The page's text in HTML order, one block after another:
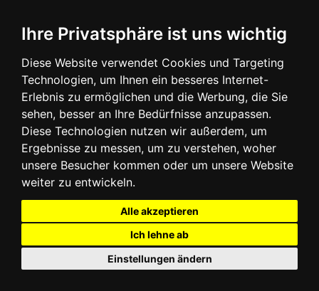
Ihre Privatsphäre ist uns wichtig
Diese Website verwendet Cookies und Targeting
Technologien, um Ihnen ein besseres Internet-
Erlebnis zu ermöglichen und die Werbung, die Sie
sehen, besser an Ihre Bedürfnisse anzupassen.
Diese Technologien nutzen wir außerdem, um
Ergebnisse zu messen, um zu verstehen, woher
unsere Besucher kommen oder um unsere Website
weiter zu entwickeln.
Alle akzeptieren
Ich lehne ab
Einstellungen ändern